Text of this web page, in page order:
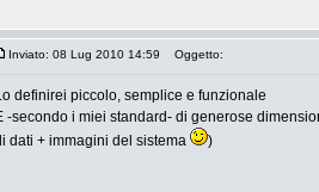
Inviato: 08 Lug 2010 14:59 Oggetto:
definirei piccolo, semplice e funzionale
-secondo i miei standard- di generose
dati + immagini del sistema
)